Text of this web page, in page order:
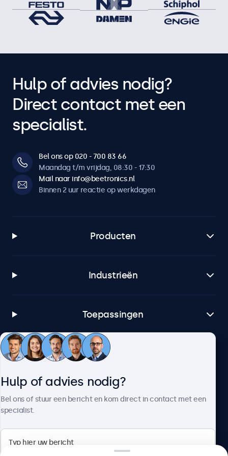
Hulp of advies nodig?
Direct contact met een
specialist.
Bel ons op 020 - 700 83 66
Maandag t/m vrijdag, 08:30 - 17:30
Mail naar info@beetronics.nl
Binnen 2 uur reactie op werkdagen
Producten
Industrieën
Toepassingen
Klantenservice
Hulp of advies nodig?
Bel ons of stuur een bericht en kom direct in contact met een
specialist.